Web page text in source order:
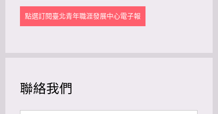
點選訂閱臺北青年職涯發展中心電子報
聯絡我們